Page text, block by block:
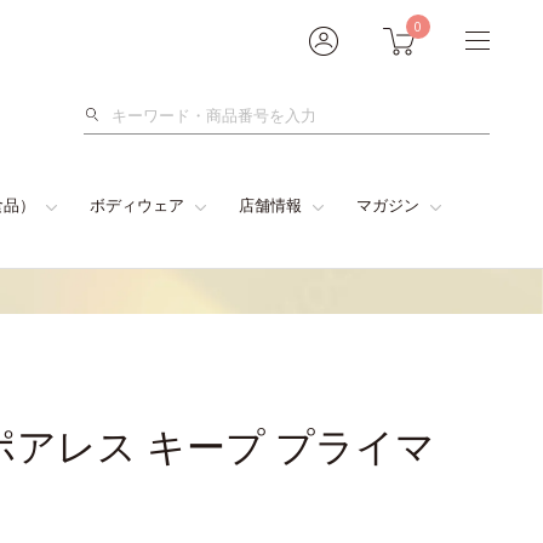
0
検
） ボディウェア 店舗情報 マガジン
レス キープ プライマ